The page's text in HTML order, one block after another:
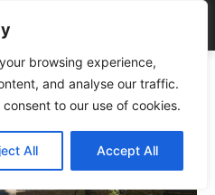
browsing experience,
and analyse our traffic.
to our use of cookies.
All Accept All